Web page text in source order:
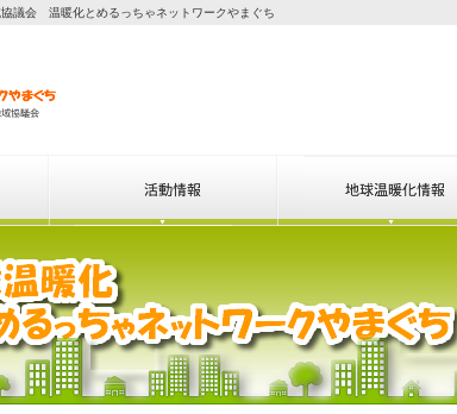
議会 温暖化とめるっちゃネットワークやまぐち